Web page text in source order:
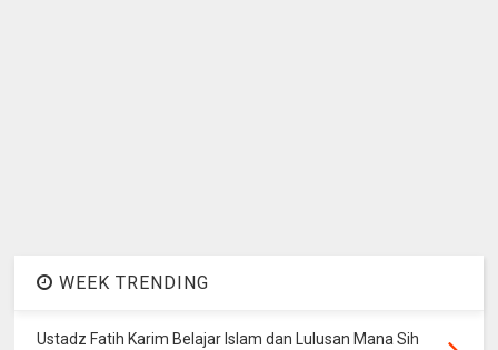
WEEK TRENDING
Ustadz Fatih Karim Belajar Islam dan Lulusan Mana Sih